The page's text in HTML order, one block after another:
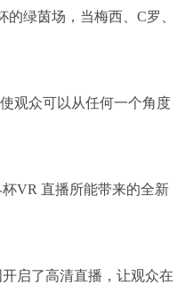
绿茵场，当梅西、C罗、
观众可以从任何一个角度
VR 直播所能带来的全新
启了高清直播，让观众在